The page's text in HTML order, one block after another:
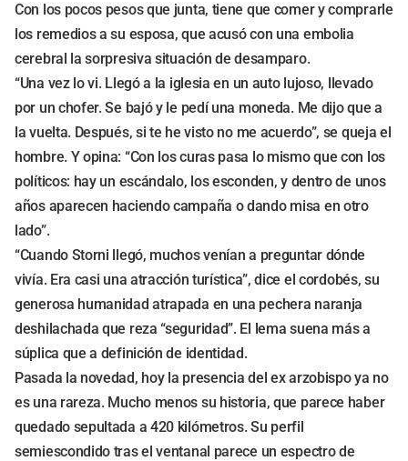
Con los pocos pesos que junta, tiene que comer y comprarle
los remedios a su esposa, que acusó con una embolia
cerebral la sorpresiva situación de desamparo.
“Una vez lo vi. Llegó a la iglesia en un auto lujoso, llevado
por un chofer. Se bajó y le pedí una moneda. Me dijo que a
la vuelta. Después, si te he visto no me acuerdo”, se queja el
hombre. Y opina: “Con los curas pasa lo mismo que con los
políticos: hay un escándalo, los esconden, y dentro de unos
años aparecen haciendo campaña o dando misa en otro
lado”.
“Cuando Storni llegó, muchos venían a preguntar dónde
vivía. Era casi una atracción turística”, dice el cordobés, su
generosa humanidad atrapada en una pechera naranja
deshilachada que reza “seguridad”. El lema suena más a
súplica que a definición de identidad.
Pasada la novedad, hoy la presencia del ex arzobispo ya no
es una rareza. Mucho menos su historia, que parece haber
quedado sepultada a 420 kilómetros. Su perfil
semiescondido tras el ventanal parece un espectro de